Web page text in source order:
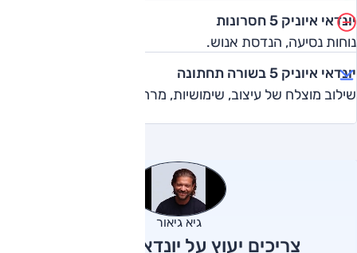
יונדאי איוניק 5 חסרונות
נוחות נסיעה, הנדסת אנוש.
יונדאי איוניק 5 בשורה תחתונה
שילוב מוצלח של עיצוב, שימושיות, מרחב ואבזור.
גיא גיאור
צריכים יעוץ על יונדאי איוניק 5?